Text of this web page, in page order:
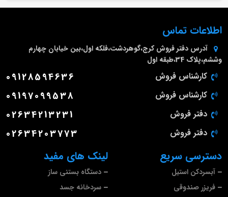
لینک های مفید
دستگاه بستنی ساز
سردخانه جسد
دسترسی سریع
آبسردکن استیل
فریزر صندوقی
اطلاعات تماس
آدرس دفتر فروش کرج،گوهردشت،فلکه اول،بین خیابان چهارم
وششم،پلاک 34،طبقه اول
کارشناس فروش 09128594636
کارشناس فروش 09197099538
دفتر فروش 02634213231
دفتر فروش 02634203773